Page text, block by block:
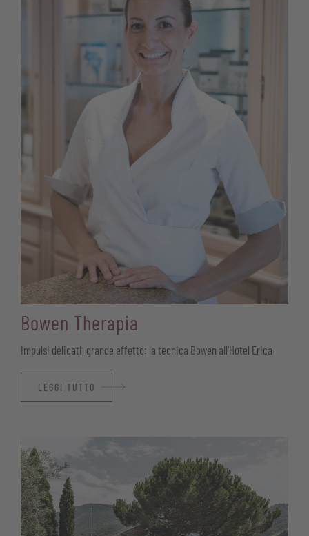
Bowen Therapia
Impulsi delicati, grande effetto: la tecnica Bowen all’Hotel Erica
LEGGI TUTTO